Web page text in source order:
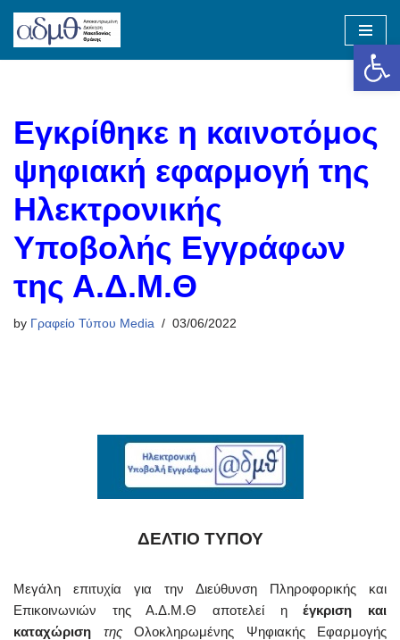
Skip
Εγκρίθηκε η καινοτόμος
ψηφιακή εφαρμογή της
Ηλεκτρονικής
Υποβολής Εγγράφων
της Α.Δ.Μ.Θ
by Γραφείο Τύπου Media 03/06/2022
ΔΕΛΤΙΟ ΤΥΠΟΥ
Μεγάλη επιτυχία για την Διεύθυνση Πληροφορικής και
Επικοινωνιών της Α.Δ.Μ.Θ αποτελεί ηέγκριση και
καταχώριση της Ολοκληρωμένης Ψηφιακής Εφαρμογής